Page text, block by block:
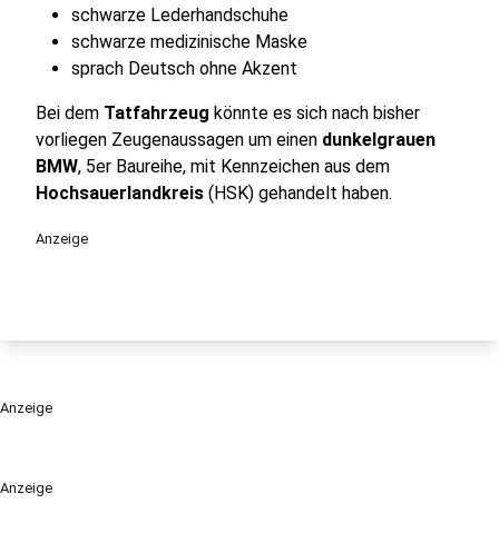
Anzeige
schwarze Lederhandschuhe
schwarze medizinische Maske
sprach Deutsch ohne Akzent
Bei dem Tatfahrzeug könnte es sich nach bisher
vorliegen Zeugenaussagen um einen dunkelgrauen
BMW, 5er Baureihe, mit Kennzeichen aus dem
Hochsauerlandkreis (HSK) gehandelt haben.
Anzeige
Anzeige